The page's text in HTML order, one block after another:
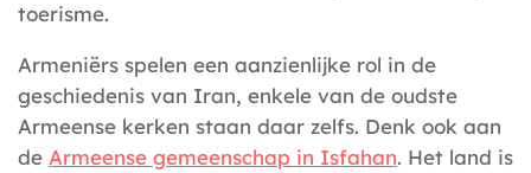
toerisme.
Armeniërs spelen een aanzienlijke rol in de
geschiedenis van Iran, enkele van de oudste
Armeense kerken staan daar zelfs. Denk ook aan
de Armeense gemeenschap in Isfahan. Het land is